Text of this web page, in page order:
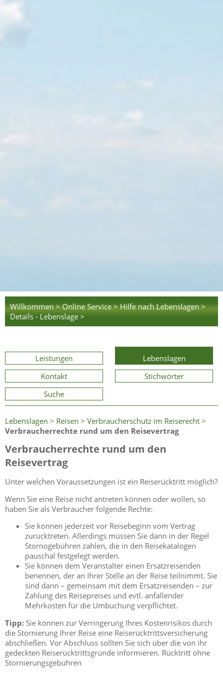
Willkommen > Online Service > Hilfe nach Lebenslagen >
Details - Lebenslage >
Leistungen
Lebenslagen
Kontakt
Stichwörter
Suche
Lebenslagen > Reisen > Verbraucherschutz im Reiserecht >
Verbraucherrechte rund um den Reisevertrag
Verbraucherrechte rund um den
Reisevertrag
Unter welchen Voraussetzungen ist ein Reiserücktritt möglich?
Wenn Sie eine Reise nicht antreten können oder wollen, so
haben Sie als Verbraucher folgende Rechte:
Sie können jederzeit vor Reisebeginn vom Vertrag
zurücktreten. Allerdings müssen Sie dann in der Regel
Stornogebühren zahlen, die in den Reisekatalogen
pauschal festgelegt werden.
Sie können dem Veranstalter einen Ersatzreisenden
benennen, der an Ihrer Stelle an der Reise teilnimmt. Sie
sind dann – gemeinsam mit dem Ersatzreisenden – zur
Zahlung des Reisepreises und evtl. anfallender
Mehrkosten für die Umbuchung verpflichtet.
Tipp: Sie können zur Verringerung Ihres Kostenrisikos durch
die Stornierung Ihrer Reise eine Reiserücktrittsversicherung
abschließen. Vor Abschluss sollten Sie sich über die von ihr
gedeckten Reiserücktrittsgründe informieren. Rücktritt ohne
Stornierungsgebühren